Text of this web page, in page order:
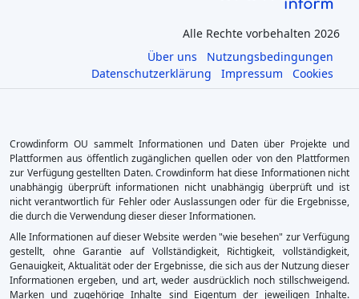
Alle Rechte vorbehalten 2026
Über uns
Nutzungsbedingungen
Datenschutzerklärung
Impressum Cookies
Crowdinform OU sammelt Informationen und Daten über Projekte und
Plattformen aus öffentlich zugänglichen quellen oder von den Plattformen
zur Verfügung gestellten Daten. Crowdinform hat diese Informationen nicht
unabhängig überprüft informationen nicht unabhängig überprüft und ist
nicht verantwortlich für Fehler oder Auslassungen oder für die Ergebnisse,
die durch die Verwendung dieser dieser Informationen.
Alle Informationen auf dieser Website werden "wie besehen" zur Verfügung
gestellt, ohne Garantie auf Vollständigkeit, Richtigkeit, vollständigkeit,
Genauigkeit, Aktualität oder der Ergebnisse, die sich aus der Nutzung dieser
Informationen ergeben, und art, weder ausdrücklich noch stillschweigend.
Marken und zugehörige Inhalte sind Eigentum der jeweiligen Inhalte.